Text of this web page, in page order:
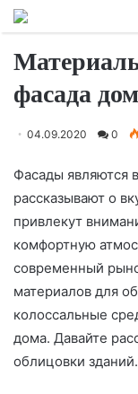
фасада
04.09.2020 0
Фасады являются
рассказывают о
привлекут
комфортную
современный
материалов для
колоссальные
дома. Давайте
облицовки зданий.